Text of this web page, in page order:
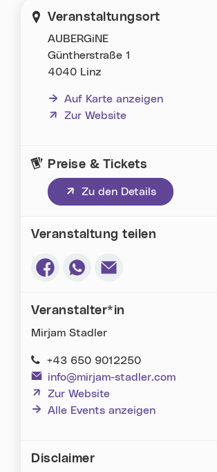
Veranstaltungsort
AUBERGiNE
Güntherstraße 1
4040 Linz
Auf Karte anzeigen
Zur Website
(neues Fenster)
Preise & Tickets
Zu den Details
(neues Fenster)
Veranstaltung teilen
Veranstalter*in
Mirjam Stadler
+43 650 9012250
info@mirjam-stadler.com
Zur Website
(neues Fenster)
Alle Events anzeigen
Disclaimer